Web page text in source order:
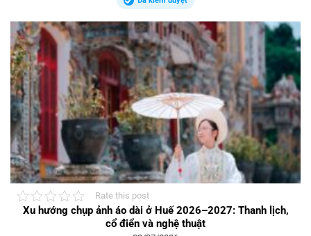
Rate this post
Xu hướng chụp ảnh áo dài ở Huế 2026–2027: Thanh lịch,
cổ điển và nghệ thuật